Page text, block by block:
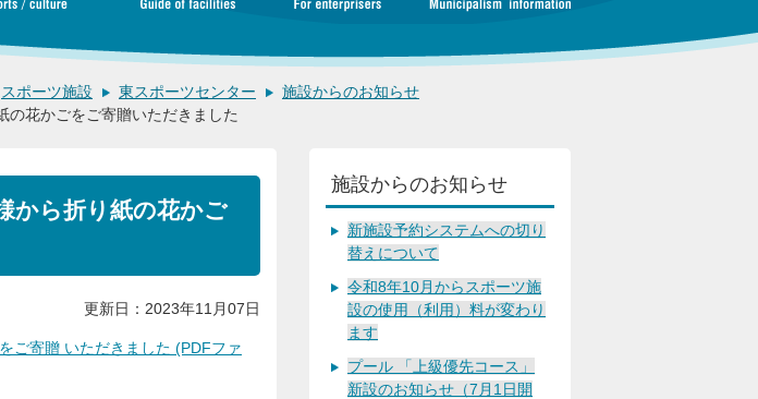
スポーツ施設 東スポーツセンター
施設からのお知らせ
の花かごをご寄贈いただきました
から折り紙の花かご
更新日：2023年11月07日
ご寄贈 いただきました (PDFファ
施設からのお知らせ
新施設予約システムへの切り
替えについて
令和8年10月からスポーツ施
設の使用（利用）料が変わり
ます
プール 「上級優先コース」
新設のお知らせ（7月1日開